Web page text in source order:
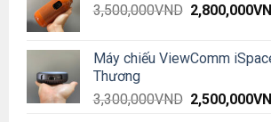
3,500,000VND Original
2,800,000
Máy chiếu ViewComm
Thương
3,300,000VND Original
2,500,000